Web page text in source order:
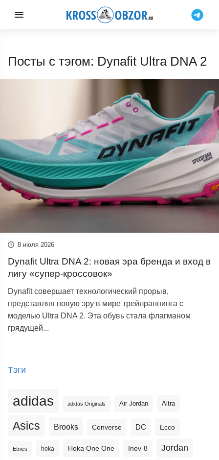
Посты с тэгом: Dynafit Ultra DNA 2
8 июля 2026
Dynafit Ultra DNA 2: новая эра бренда и вход в
лигу «супер-кроссовок»
Dynafit совершает технологический прорыв,
представляя новую эру в мире трейлраннинга с
моделью Ultra DNA 2. Эта обувь стала флагманом
грядущей...
Тэги
adidas adidas Originals Air Jordan Altra
Asics Brooks Converse DC Ecco
Etnies hoka Hoka One One Inov-8 Jordan